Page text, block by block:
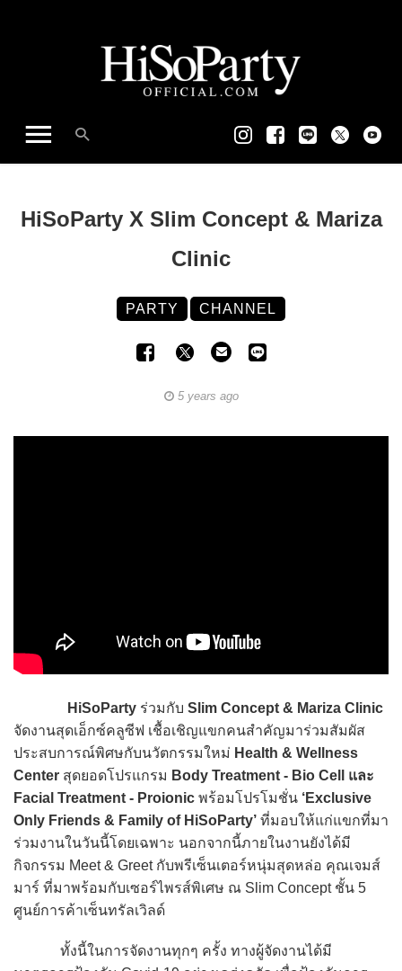
HiSoParty X Slim Concept & Mariza
Clinic
PARTY CHANNEL
5 years ago
HiSoParty ร่วมกับ Slim Concept & Mariza Clinic
จัดงานสุดเอ็กซ์คลูซีฟ เชื้อเชิญแขกคนสำคัญมาร่วมสัมผัส
ประสบการณ์พิศษกับนวัตกรรมใหม่ Health & Wellness
Center สุดยอดโปรแกรม Body Treatment - Bio Cell และ
Facial Treatment - Proionic พร้อมโปรโมชั่น ‘Exclusive
Only Friends & Family of HiSoParty’ ที่มอบให้แก่แขกที่มา
ร่วมงานในวันนี้โดยเฉพาะ นอกจากนี้ภายในงานยังได้มี
กิจกรรม Meet & Greet กับพรีเซ็นเตอร์หนุ่มสุดหล่อ คุณเจมส์
มาร์ ที่มาพร้อมกับเซอร์ไพรส์พิเศษ ณ Slim Concept ชั้น 5
ศูนย์การค้าเซ็นทรัลเวิลด์
ทั้งนี้ในการจัดงานทุกๆ ครั้ง ทางผู้จัดงานได้มี